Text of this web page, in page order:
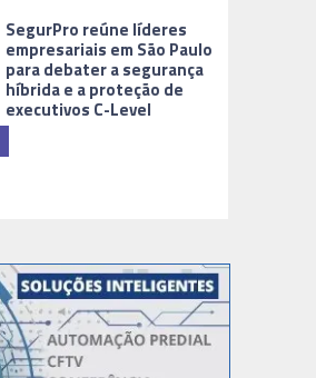
SegurPro reúne líderes
empresariais em São Paulo
para debater a segurança
híbrida e a proteção de
executivos C-Level